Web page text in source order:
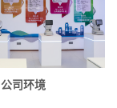
公司环境